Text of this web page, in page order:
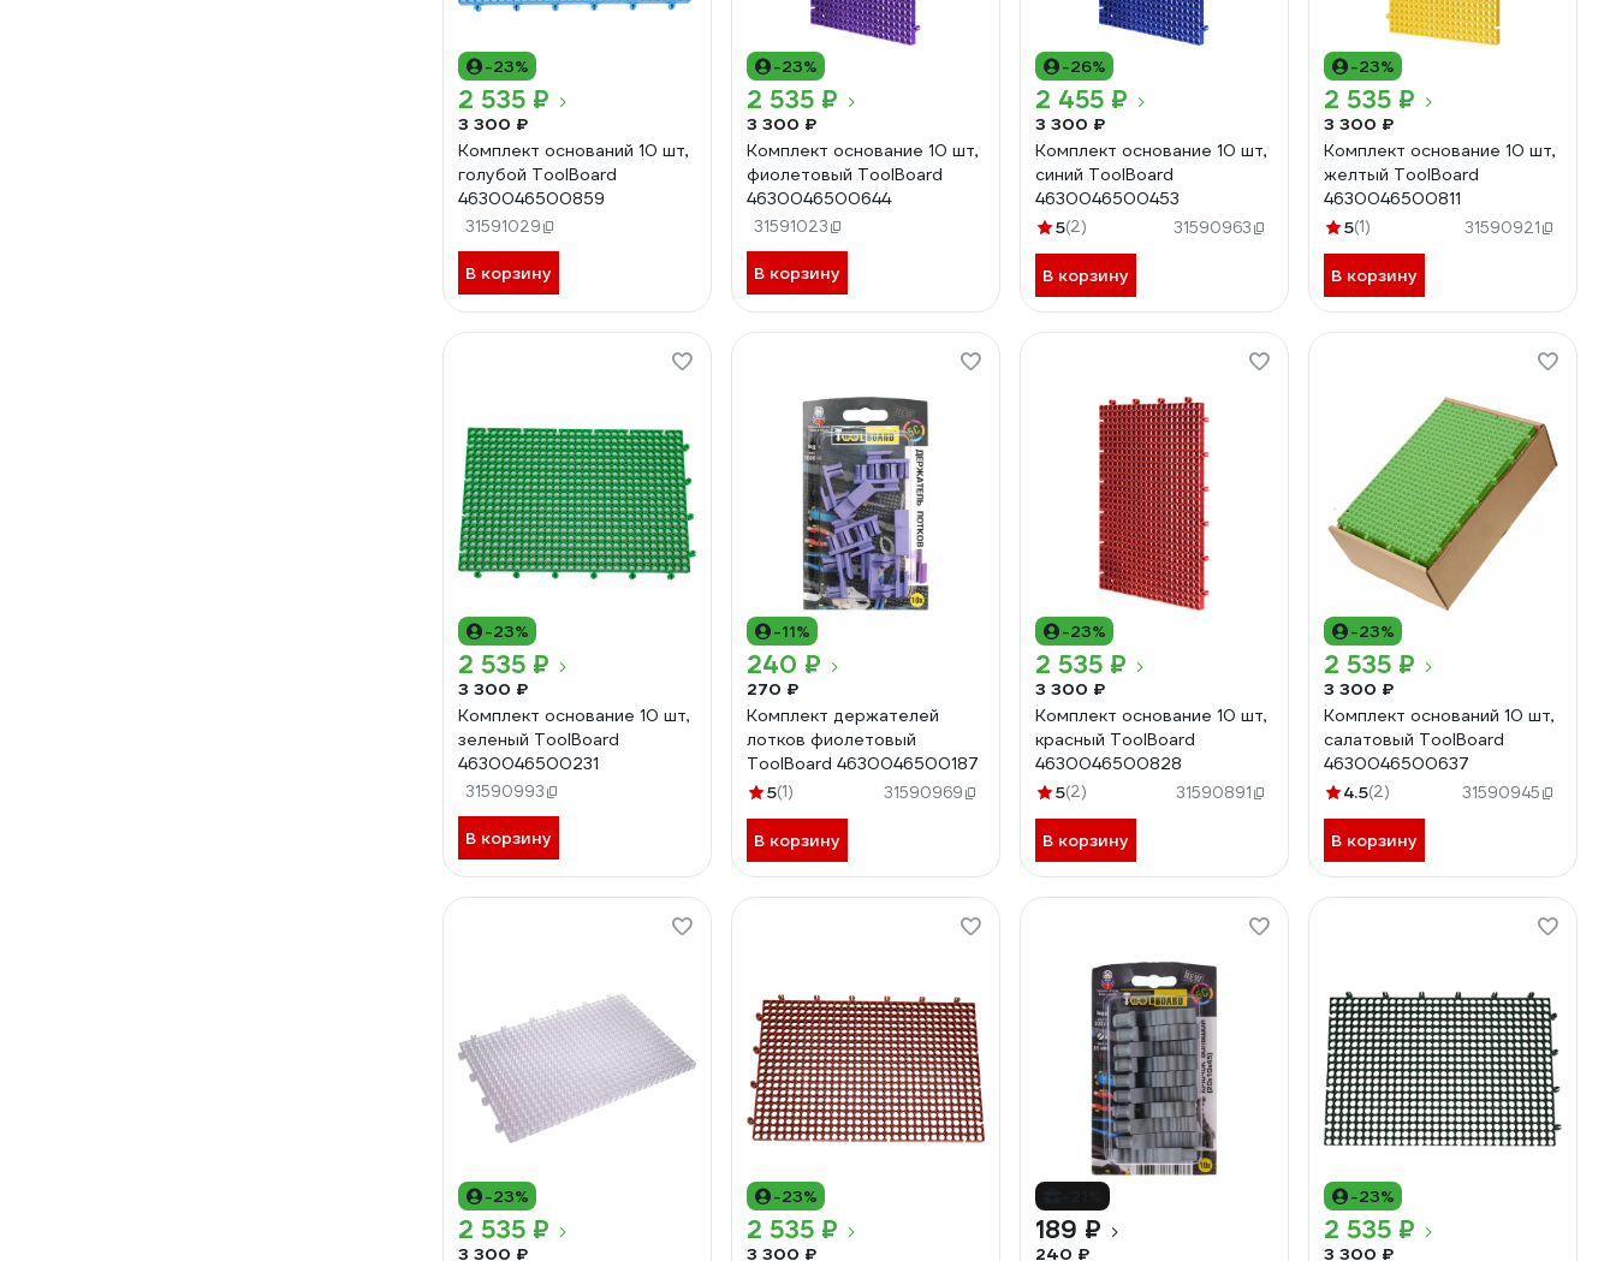
-23%
2 535 ₽
3 300 ₽
Комплект оснований 10 шт,
голубой ToolBoard
4630046500859
31591029
В корзину
-23%
2 535 ₽
3 300 ₽
Комплект основание 10 шт,
фиолетовый ToolBoard
4630046500644
31591023
В корзину
-26%
2 455 ₽
3 300 ₽
Комплект основание 10 шт,
синий ToolBoard
4630046500453
5(2) 31590963
В корзину
-23%
2 535 ₽
3 300 ₽
Комплект основание 10 шт,
желтый ToolBoard
4630046500811
5(1) 31590921
В корзину
-23%
2 535 ₽
3 300 ₽
Комплект основание 10 шт,
зеленый ToolBoard
4630046500231
31590993
В корзину
-11%
240 ₽
270 ₽
Комплект держателей
лотков фиолетовый
ToolBoard 4630046500187
5(1) 31590969
В корзину
-23%
2 535 ₽
3 300 ₽
Комплект основание 10 шт,
красный ToolBoard
4630046500828
5(2) 31590891
В корзину
-23%
2 535 ₽
3 300 ₽
Комплект оснований 10 шт,
салатовый ToolBoard
4630046500637
4.5(2) 31590945
В корзину
-23%
2 535 ₽
3 300 ₽
-23%
2 535 ₽
3 300 ₽
189 ₽
240 ₽
-23%
2 535 ₽
3 300 ₽